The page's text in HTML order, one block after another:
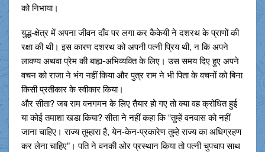
को निभाया।
युद्ध-क्षेत्र में अपना जीवन दाँव पर लगा कर कैकेयी ने दशरथ के प्राणों की
रक्षा की थी। इस कारण दशरथ को अपनी पत्नी प्रिय थी, न कि अपने
लावण्य अथवा प्रेम की बाह्य-अभिव्यक्ति के लिए। उस समय दिए हुए अपने
वचन को राजा ने भंग नहीं किया और पुत्र राम ने भी पिता के वचनों को बिना
किसी प्रतीकार के स्वीकार किया।
और सीता? जब राम वनगमन के लिए तैयार हो गए तो क्या वह क्रोधित हुई
या कोई तमाशा खडा किया? सीता ने नहीं कहा कि “तुम्हें वनवास को नहीं
जाना चाहिए। राज्य तुम्हारा है, येन-केन-प्रकारेण तुम्हे राज्य का अधिग्रहण
कर लेना चाहिए”। पति ने वनकी ओर प्रस्थान किया तो पत्नी चुपचाप साथ